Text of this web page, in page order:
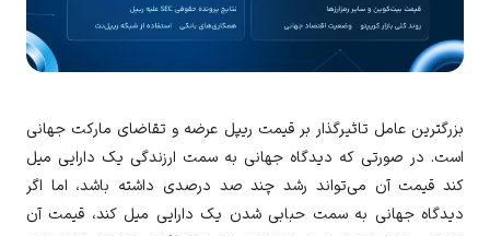
بزرگترین عامل تاثیرگذار بر قیمت ریپل عرضه و تقاضای مارکت جهانی
است. در صورتی که دیدگاه جهانی به سمت ارزندگی یک دارایی میل
کند قیمت آن می‌تواند رشد چند صد درصدی داشته باشد، اما اگر
دیدگاه جهانی به سمت حبابی شدن یک دارایی میل کند، قیمت آن